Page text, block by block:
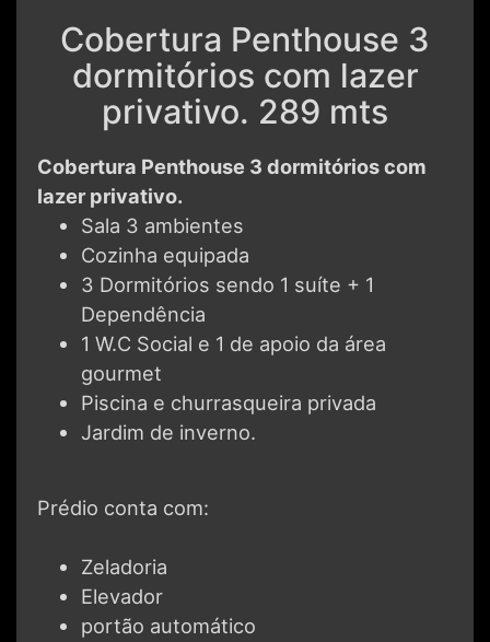
Cobertura Penthouse 3
dormitórios com lazer
privativo. 289 mts
Cobertura Penthouse 3 dormitórios com
lazer privativo.
Sala 3 ambientes
Cozinha equipada
3 Dormitórios sendo 1 suíte + 1
Dependência
1 W.C Social e 1 de apoio da área
gourmet
Piscina e churrasqueira privada
Jardim de inverno.
Prédio conta com:
Zeladoria
Elevador
portão automático